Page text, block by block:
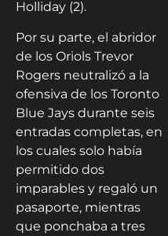
Holliday (2).
Por su parte, el abridor
de los Oriols Trevor
Rogers neutralizó a la
ofensiva de los Toronto
Blue Jays durante seis
entradas completas, en
los cuales solo había
permitido dos
imparables y regaló un
pasaporte, mientras
que ponchaba a tres